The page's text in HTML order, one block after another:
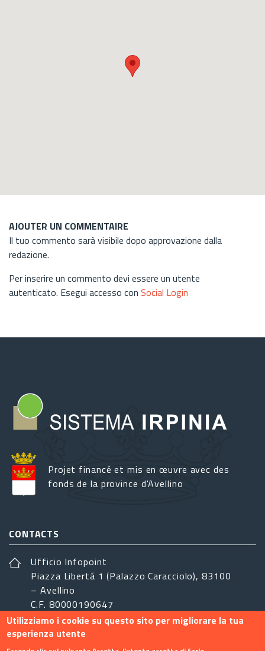
AJOUTER UN COMMENTAIRE
Il tuo commento sarà visibile dopo approvazione dalla
redazione.
Per inserire un commento devi essere un utente
autenticato. Esegui accesso con Social Login
Projet financé et mis en œuvre avec des
fonds de la province d'Avellino
CONTACTS
Ufficio Infopoint
Piazza Libertá 1 (Palazzo Caracciolo), 83100
– Avellino
C.F. 80000190647
sistemairpinia@provincia.avellino.it
Utilizziamo i cookie su questo sito per migliorare la tua
esperienza utente